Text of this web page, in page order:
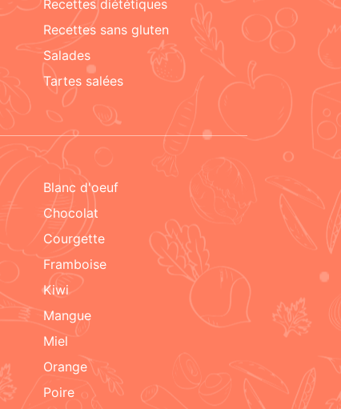
recettes diététiques
recettes sans gluten
salades
tartes salées
blanc d'oeuf
chocolat
courgette
framboise
kiwi
mangue
miel
orange
poire